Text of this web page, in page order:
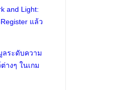
and Light:
แล้ว
ลระดับความ
างๆ ในเกม